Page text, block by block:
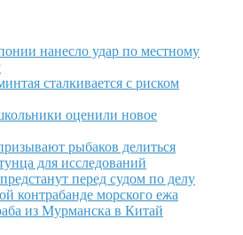
нанесло удар по местному
сталкивается с риском
оценили новое
рыбаков делиться
для исследований
перед судом по делу
контрабанде морского ежа
из Мурманска в Китай